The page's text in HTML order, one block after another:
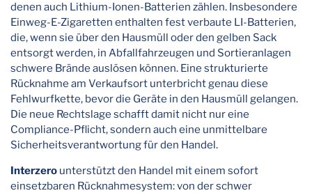
denen auch Lithium-Ionen-Batterien zählen. Insbesondere
Einweg-E-Zigaretten enthalten fest verbaute LI-Batterien,
die, wenn sie über den Hausmüll oder den gelben Sack
entsorgt werden, in Abfallfahrzeugen und Sortieranlagen
schwere Brände auslösen können. Eine strukturierte
Rücknahme am Verkaufsort unterbricht genau diese
Fehlwurfkette, bevor die Geräte in den Hausmüll gelangen.
Die neue Rechtslage schafft damit nicht nur eine
Compliance-Pflicht, sondern auch eine unmittelbare
Sicherheitsverantwortung für den Handel.
Interzero unterstützt den Handel mit einem sofort
einsetzbaren Rücknahmesystem: von der schwer